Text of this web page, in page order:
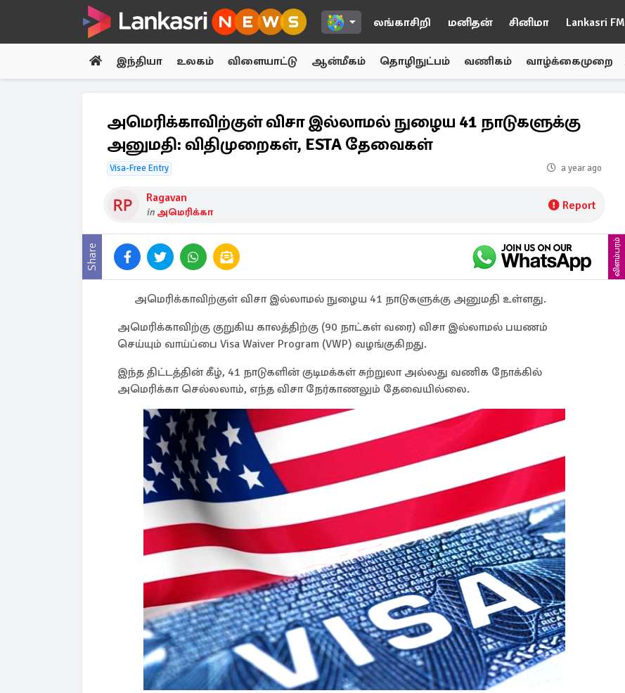
லங்காசிறி மனிதன் சினிமா Lankasri FM
இந்தியா உலகம் விளையாட்டு ஆன்மீகம் தொழிநுட்பம் வணிகம் வாழ்க்கைமுறை
அமெரிக்காவிற்குள் விசா இல்லாமல் நுழைய 41 நாடுகளுக்கு
அனுமதி: விதிமுறைகள், ESTA தேவைகள்
Visa-Free Entry a year ago
Ragavan
in அமெரிக்கா Report
Share விளம்பரம்
அமெரிக்காவிற்குள் விசா இல்லாமல் நுழைய 41 நாடுகளுக்கு அனுமதி உள்ளது.
அமெரிக்காவிற்கு குறுகிய காலத்திற்கு (90 நாட்கள் வரை) விசா இல்லாமல் பயணம்
செய்யும் வாய்ப்பை Visa Waiver Program (VWP) வழங்குகிறது.
இந்த திட்டத்தின் கீழ், 41 நாடுகளின் குடிமக்கள் சுற்றுலா அல்லது வணிக நோக்கில்
அமெரிக்கா செல்லலாம், எந்த விசா நேர்காணலும் தேவையில்லை.